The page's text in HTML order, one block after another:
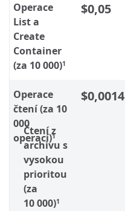
Operace
List a
Create
Container
(za 10 000)1
$0,05
Operace
čtení (za 10
000
operací)1
Čtení z
archivu s
vysokou
prioritou
(za
10 000)1
$0,0014